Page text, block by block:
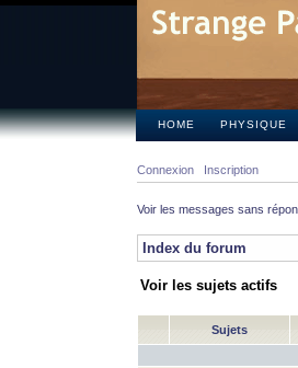
HOME PHYSIQUE
Connexion Inscription
Voir les messages sans
Index du forum
Voir les sujets actifs
Sujets